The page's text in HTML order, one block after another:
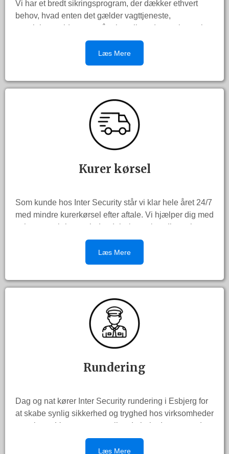
Vi har et bredt sikringsprogram, der dækker ethvert
behov, hvad enten det gælder vagttjeneste,
Vi står altid til rådighed og besvarer gerne alle
virksomhed - naturligvis helt uforpligtende for dig.
Efter en gennemgang hos dig, udarbejder vi et forslag
til hvordan du får den service der passer til netop dine
behov, til absolut konkurrencedygtige priser.
Læs Mere
Kurer kørsel
Som kunde hos Inter Security står vi klar hele året 24/7
med mindre kurerkørsel efter aftale. Vi hjælper dig med
at hente og bringe mindre dele / vare / madkørsel osv.
Kontakt os for en snak om hvad vi kan gøre for dig.
Læs Mere
Rundering
Dag og nat kører Inter Security rundering i Esbjerg for
at skabe synlig sikkerhed og tryghed hos virksomheder
og private. Vores vagter er tilstede hele døgnet rundt.
Vi kan meget mere end at rykke ud på alarmer.
Læs Mere